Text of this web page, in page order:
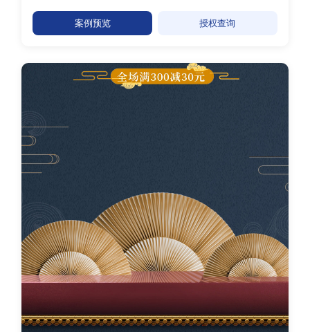
案例预览 授权查询